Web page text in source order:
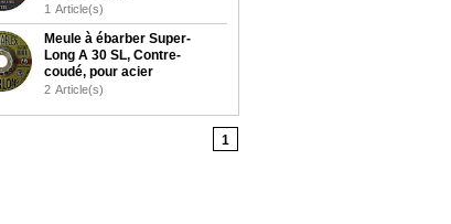
1 Article(s)
Meule à ébarber Super-
Long A 30 SL, Contre-
coudé, pour acier
2 Article(s)
1